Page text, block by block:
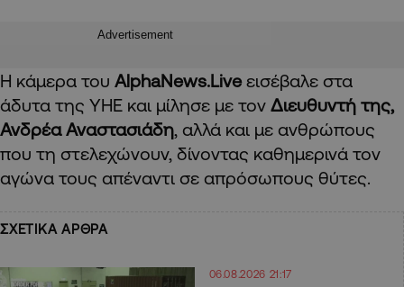
Advertisement
Η κάμερα του AlphaNews.Liveεισέβαλε στα
άδυτα της ΥΗΕ και μίλησε με τον Διευθυντή της,
Ανδρέα Αναστασιάδη, αλλά και με ανθρώπους
που τη στελεχώνουν, δίνοντας καθημερινά τον
αγώνα τους απέναντι σε απρόσωπους θύτες.
ΣΧΕΤΙΚΑ ΑΡΘΡΑ
06.08.2026 21:17